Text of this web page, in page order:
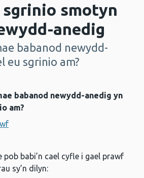
sgrinio smotyn
anedig
babanod newydd-
eu sgrinio am?
babanod newydd-anedig yn
am?
pob babi’n cael cyfle i gael prawf
sy’n dilyn: